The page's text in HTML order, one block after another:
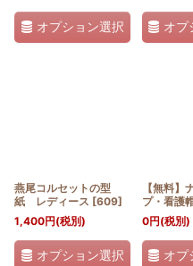
オプション選択 オプ
燕尾コルセットの型
紙 レディース [609]
1,400円(税別)
オプション選択
【無料】
プ・看護
0円(税別)
オプ